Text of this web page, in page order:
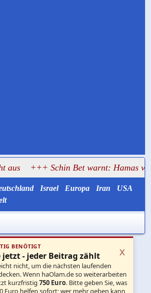
Schin Bet warnt: Hamas will Israel
Israel Europa Iran
USA
BENÖTIGT
jetzt - jeder Beitrag zählt
nicht, um die nächsten laufenden
Wenn haOlam.de so weiterarbeiten
kurzfristig750 Euro. Bitte geben Sie, was
Euro helfen sofort; wer mehr geben kann,
x